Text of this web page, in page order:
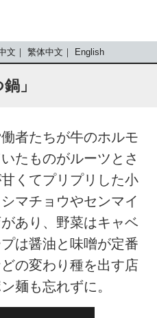
文 繁体中文 English
」
者たちが牛のホルモ
たものがルーツとさ
くてプリプリした小
マチョウやセンマイ
あり、野菜はキャベ
は醤油と味噌が定番
の変わり種を出す店
麺も忘れずに。